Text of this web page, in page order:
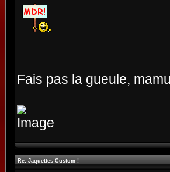
Fais pas la gueule,
Re: Jaquettes Custom !